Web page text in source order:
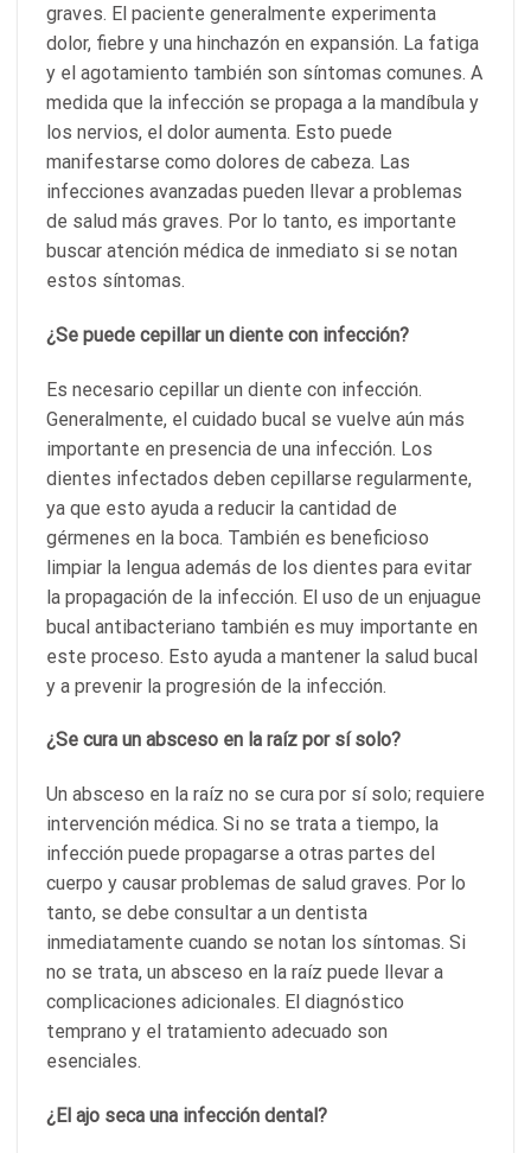
graves. El paciente generalmente experimenta
dolor, fiebre y una hinchazón en expansión. La fatiga
y el agotamiento también son síntomas comunes. A
medida que la infección se propaga a la mandíbula y
los nervios, el dolor aumenta. Esto puede
manifestarse como dolores de cabeza. Las
infecciones avanzadas pueden llevar a problemas
de salud más graves. Por lo tanto, es importante
buscar atención médica de inmediato si se notan
estos síntomas.
¿Se puede cepillar un diente con infección?
Es necesario cepillar un diente con infección.
Generalmente, el cuidado bucal se vuelve aún más
importante en presencia de una infección. Los
dientes infectados deben cepillarse regularmente,
ya que esto ayuda a reducir la cantidad de
gérmenes en la boca. También es beneficioso
limpiar la lengua además de los dientes para evitar
la propagación de la infección. El uso de un enjuague
bucal antibacteriano también es muy importante en
este proceso. Esto ayuda a mantener la salud bucal
y a prevenir la progresión de la infección.
¿Se cura un absceso en la raíz por sí solo?
Un absceso en la raíz no se cura por sí solo; requiere
intervención médica. Si no se trata a tiempo, la
infección puede propagarse a otras partes del
cuerpo y causar problemas de salud graves. Por lo
tanto, se debe consultar a un dentista
inmediatamente cuando se notan los síntomas. Si
no se trata, un absceso en la raíz puede llevar a
complicaciones adicionales. El diagnóstico
temprano y el tratamiento adecuado son
esenciales.
¿El ajo seca una infección dental?